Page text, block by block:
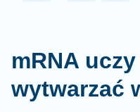
wytwarzać
Naukowcy tak